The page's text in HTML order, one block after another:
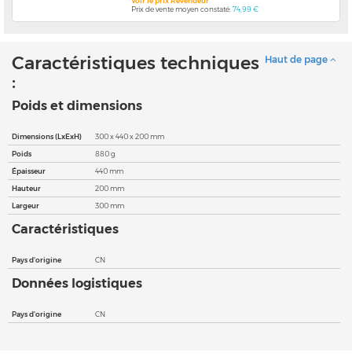
Prix de vente moyen constaté:74,99 €
Haut de page
Caractéristiques techniques
:
Poids et dimensions
Dimensions (LxExH)
300 x 440 x 200 mm
Poids
880 g
Épaisseur
440 mm
Hauteur
200 mm
Largeur
300 mm
Caractéristiques
Pays d'origine CN
Données logistiques
Pays d'origine CN